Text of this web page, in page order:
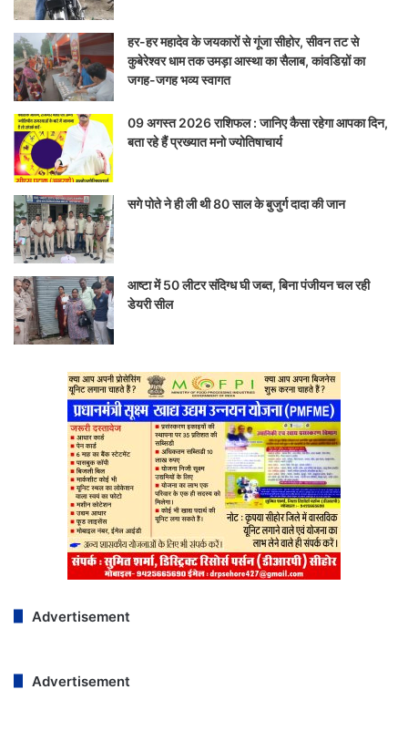
हर-हर महादेव के जयकारों से गूंजा सीहोर, सीवन तट से
कुबेरेश्वर धाम तक उमड़ा आस्था का सैलाब, कांवडिय़ों का
जगह-जगह भव्य स्वागत
09 अगस्त 2026 राशिफल : जानिए कैसा रहेगा आपका दिन,
बता रहे हैं प्रख्यात मनो ज्योतिषाचार्य
सगे पोते ने ही ली थी 80 साल के बुजुर्ग दादा की जान
आष्टा में 50 लीटर संदिग्ध घी जब्त, बिना पंजीयन चल रही
डेयरी सील
Advertisement
Advertisement